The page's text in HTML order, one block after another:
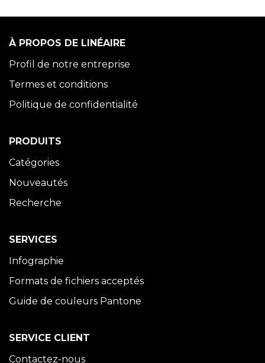
À PROPOS DE LINÉAIRE
Profil de notre entreprise
Termes et conditions
Politique de confidentialité
PRODUITS
Catégories
Nouveautés
Recherche
SERVICES
Infographie
Formats de fichiers acceptés
Guide de couleurs Pantone
SERVICE CLIENT
Contactez-nous